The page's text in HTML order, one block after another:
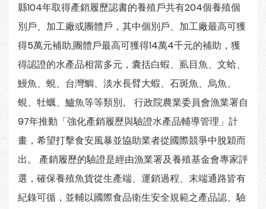
縣104年取得產銷履歷認書的養殖戶共有204個養殖個
別戶、加工廠或團體戶，其中個別戶、加工廠最高可獲
得5萬元補助,團體戶最高可獲得14萬4千元的補助，獲
得認證的水產品相當多元，囊括白蝦、虱目魚、文蛤、
鰻魚、蜆、台灣鯛、淡水長臂大蝦、石斑魚、烏魚、
蜆、牡蠣、鱸魚等等類別。 行政院農業委員會漁業署自
97年推動「強化產銷履歷與驗證水產品輔導管理」計
畫，希望打擊食安風暴並協助業者從國際競爭中脫穎而
出。 產銷履歷的驗證是經由漁業署及養殖基金會專家評
選，確保養殖魚貨從生產端、運銷過程、末端通路皆有
紀錄可循，並輔以國際食品衛生安全規範之產品認、驗